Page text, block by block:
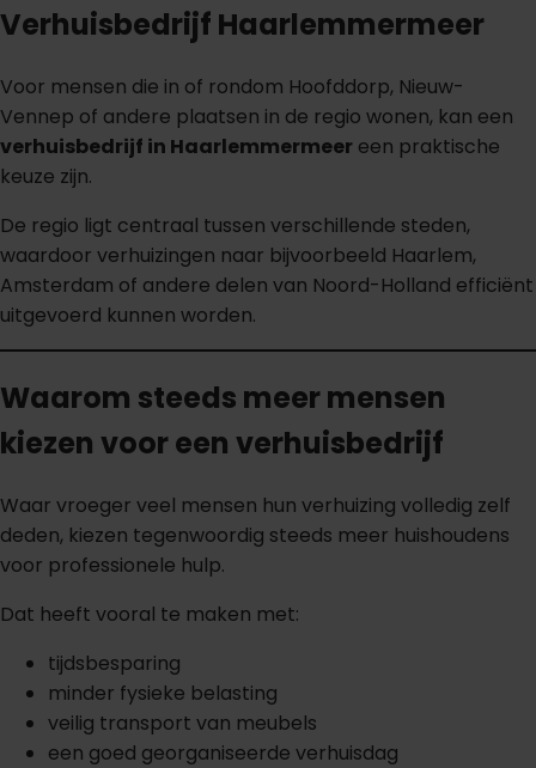
Verhuisbedrijf Haarlemmermeer
Voor mensen die in of rondom Hoofddorp, Nieuw-
Vennep of andere plaatsen in de regio wonen, kan een
verhuisbedrijf in Haarlemmermeer een praktische
keuze zijn.
De regio ligt centraal tussen verschillende steden,
waardoor verhuizingen naar bijvoorbeeld Haarlem,
Amsterdam of andere delen van Noord-Holland efficiënt
uitgevoerd kunnen worden.
Waarom steeds meer mensen
kiezen voor een verhuisbedrijf
Waar vroeger veel mensen hun verhuizing volledig zelf
deden, kiezen tegenwoordig steeds meer huishoudens
voor professionele hulp.
Dat heeft vooral te maken met:
tijdsbesparing
minder fysieke belasting
veilig transport van meubels
een goed georganiseerde verhuisdag